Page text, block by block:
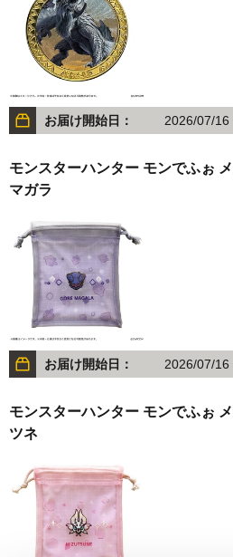
お届け開始日： 2026/07/16
モンスターハンター モンでふぉ
マガラ
お届け開始日： 2026/07/16
モンスターハンター モンでふぉ
ツネ